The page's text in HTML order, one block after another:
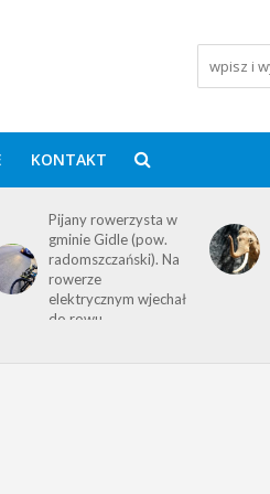
KONTAKT
Pijany rowerzysta w
gminie Gidle (pow.
radomszczański). Na
rowerze
elektrycznym wjechał
do rowu